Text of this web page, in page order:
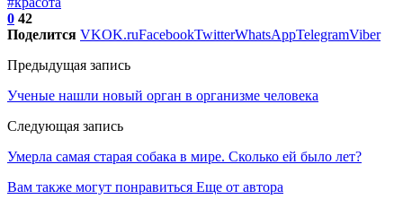
0 42
Поделится VKOK.ruFacebookTwitterWhatsAppTelegramViber
Предыдущая запись
Ученые нашли новый орган в организме человека
Следующая запись
Умерла самая старая собака в мире. Сколько ей было лет?
Вам также могут понравиться Еще от автора